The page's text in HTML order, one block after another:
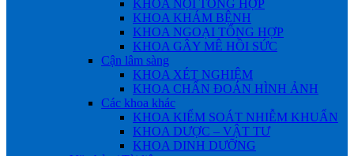
KHOA NỘI TỔNG HỢP
KHOA KHÁM BỆNH
KHOA NGOẠI TỔNG HỢP
KHOA GÂY MÊ HỒI SỨC
Cận lâm sàng
KHOA XÉT NGHIỆM
KHOA CHẨN ĐOÁN HÌNH ẢNH
Các khoa khác
KHOA KIỂM SOÁT NHIỄM KHUẨN
KHOA DƯỢC – VẬT TƯ
KHOA DINH DƯỠNG